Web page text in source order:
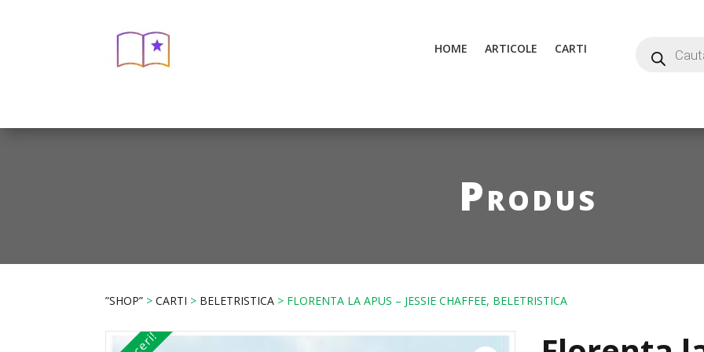
HOME ARTICOLE CARTI
Produs
”SHOP” >CARTI > BELETRISTICA > FLORENTA LA APUS – JESSIE CHAFFEE, BELETRISTICA